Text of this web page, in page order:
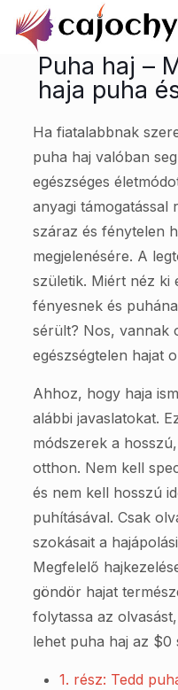
Puha haj –
haja puha
Ha fiatalabbnak
puha haj valóban
egészséges
anyagi támogatással
száraz és fénytelen
megjelenésére. A
születik. Miért néz ki
fényesnek és
sérült? Nos, vannak
egészségtelen hajat
Ahhoz, hogy haja
alábbi javaslatokat.
módszerek a
otthon. Nem kell
és nem kell hosszú
puhításával. Csak
szokásait a
Megfelelő
göndör hajat
folytassa az
lehet puha haj az $0
1. rész: Tedd